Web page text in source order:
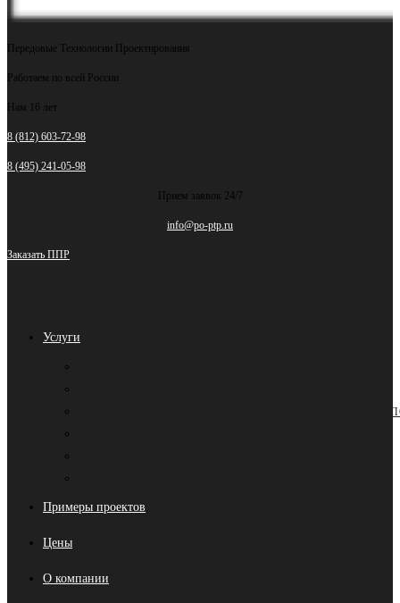
Передовые Технологии Проектирования
Работаем по всей России
Нам 16 лет
8 (812) 603-72-98
8 (495) 241-05-98
Прием заявок 24/7
info@po-ptp.ru
Заказать ППР
Услуги
Разработка проекта организации работ по сносу и демонтажу
Примеры проектов
Цены
О компании